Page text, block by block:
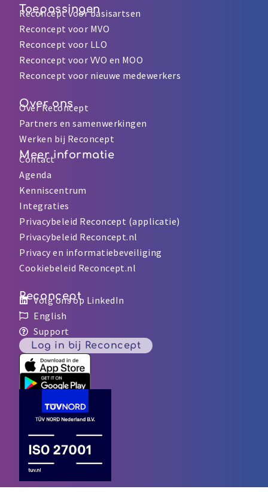
Toepassingen
Reconcept voor basisartsen
Reconcept voor MVO
Reconcept voor LLO
Reconcept voor VVO en MOO
Reconcept voor nieuwe medewerkers
Over ons
Over Reconcept
Partners en samenwerkingen
Werken bij Reconcept
Meer informatie
Contact
Agenda
Kenniscentrum
Integraties
Privacybeleid Reconcept (applicatie)
Privacybeleid Reconcept.nl
Privacy en informatiebeveiliging
Cookiebeleid Reconcept.nl
Reconcept
Volg ons op LinkedIn
English
Support
Log in bij Reconcept